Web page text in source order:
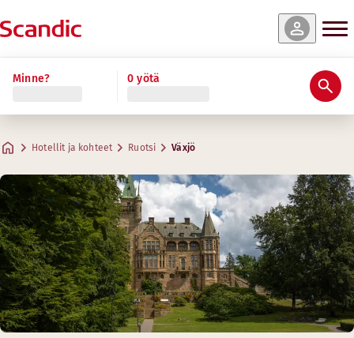
Minne? 0 yötä
Hotellit ja kohteet Ruotsi Växjö